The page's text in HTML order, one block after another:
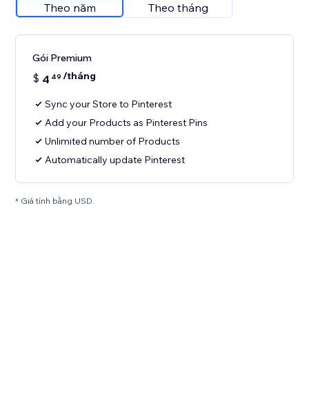
Theo năm Theo tháng
Gói Premium
$ 4 49 /tháng
Sync your Store to Pinterest
Add your Products as Pinterest Pins
Unlimited number of Products
Automatically update Pinterest
* Giá tính bằng USD.